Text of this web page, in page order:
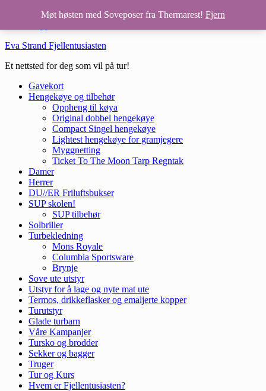
Hopp til hovedinnhold
Eva Strand Fjellentusiasten
Et nettsted for deg som vil på tur!
Gavekort
Hengekøye og tilbehør
Oppheng til køya
Original dobbel hengekøye
Compact Singel hengekøye
Lightest hengekøye for gramjegere
Myggnetting
Ticket To The Moon Tarp Regntak
Damer
Herrer
DU//ER Friluftsbukser
SUP skolen!
SUP tilbehør
Solbriller
Turbekledning
Mons Royale
Columbia Sportsware
Brynje
Sove ute utstyr
Utstyr for å lage og nyte mat ute
Termos, drikkeflasker og emaljerte kopper
Turutstyr
Glade turbarn
Våre Kampanjer
Tursko og brodder
Sekker og bagger
Truger
Tur og Kurs
Hvem er Fjellentusiasten?
Møt høsten med Soveposer fra Thermarest! Fjern